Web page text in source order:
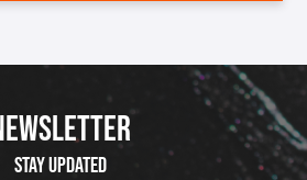
Stay updated